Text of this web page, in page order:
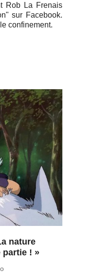
Rob La Frenais
sur Fa­ce­book.
confinement.
nature
partie ! »